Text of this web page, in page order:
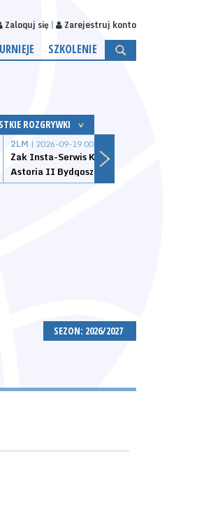
Zaloguj się Zarejestruj konto
SZKOLENIE
ROZGRYWKI
2LM | 2026-09-19 00:00
Żak Insta-Serwis Koszalin
Astoria II Bydgoszcz
SEZON: 2026/2027